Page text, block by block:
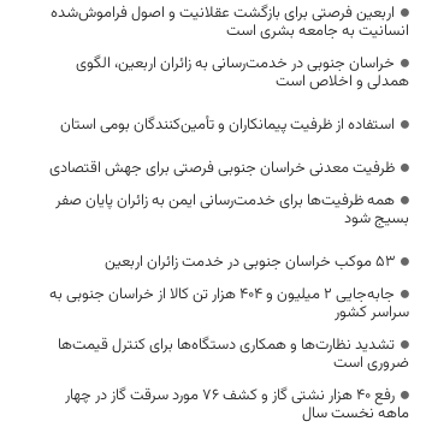
اربعین فرصتی برای بازگشت عقلانیت و اصول فراموش‌شده
انسانیت به جامعه بشری است
خراسان جنوبی در خدمت‌رسانی به زائران اربعین، الگوی
همدلی و اخلاص است
استفاده از ظرفیت پیمانکاران و تأمین‌کنندگان بومی استان
ظرفیت معدنی خراسان جنوبی فرصتی برای جهش اقتصادی
همه ظرفیت‌ها برای خدمت‌رسانی ایمن به زائران پایان صفر
بسیج شود
53 موکب خراسان جنوبی در خدمت زائران اربعین
جابه‌جایی 2 میلیون و 404 هزار تن کالا از خراسان جنوبی به
سراسر کشور
تشدید نظارت‌ها و همکاری دستگاه‌ها برای کنترل قیمت‌ها
ضروری است
رفع 40 هزار نشتی گاز و کشف 76 مورد سرقت گاز در چهار
ماهه نخست سال